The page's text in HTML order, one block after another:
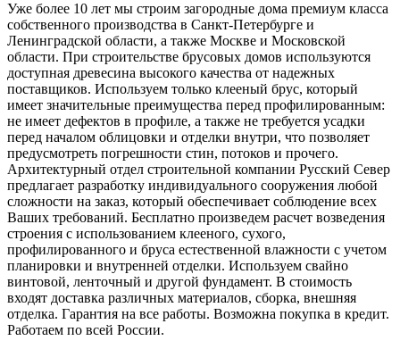
Уже более 10 лет мы строим загородные дома премиум класса
собственного производства в Санкт-Петербурге и
Ленинградской области, а также Москве и Московской
области. При строительстве брусовых домов используются
доступная древесина высокого качества от надежных
поставщиков. Используем только клееный брус, который
имеет значительные преимущества перед профилированным:
не имеет дефектов в профиле, а также не требуется усадки
перед началом облицовки и отделки внутри, что позволяет
предусмотреть погрешности стин, потоков и прочего.
Архитектурный отдел строительной компании Русский Север
предлагает разработку индивидуального сооружения любой
сложности на заказ, который обеспечивает соблюдение всех
Ваших требований. Бесплатно произведем расчет возведения
строения с использованием клееного, сухого,
профилированного и бруса естественной влажности с учетом
планировки и внутренней отделки. Используем свайно
винтовой, ленточный и другой фундамент. В стоимость
входят доставка различных материалов, сборка, внешняя
отделка. Гарантия на все работы. Возможна покупка в кредит.
Работаем по всей России.